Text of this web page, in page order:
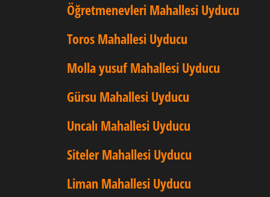
Öğretmenevleri Mahallesi Uyducu
Toros Mahallesi Uyducu
Molla yusuf Mahallesi Uyducu
Gürsu Mahallesi Uyducu
Uncalı Mahallesi Uyducu
Siteler Mahallesi Uyducu
Liman Mahallesi Uyducu